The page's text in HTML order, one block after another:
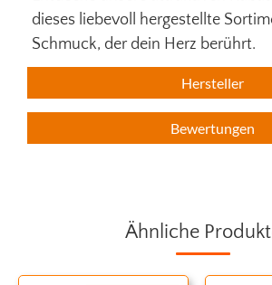
dieses liebevoll hergestellte
Schmuck, der dein Herz berührt.
Hersteller
Bewertungen
Ähnliche